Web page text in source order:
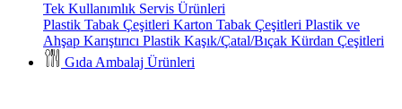
Tek Kullanımlık Servis Ürünleri
Plastik Tabak Çeşitleri Karton Tabak Çeşitleri Plastik ve
Ahşap Karıştırıcı Plastik Kaşık/Çatal/Bıçak Kürdan Çeşitleri
Gıda Ambalaj Ürünleri